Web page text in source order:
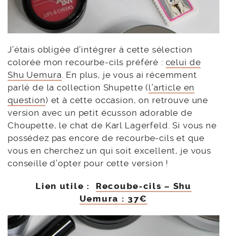
J’étais obligée d’intégrer à cette sélection
colorée mon recourbe-cils préféré : celui de
Shu Uemura. En plus, je vous ai récemment
parlé de la collection Shupette (l’article en
question) et à cette occasion, on retrouve une
version avec un petit écusson adorable de
Choupette, le chat de Karl Lagerfeld. Si vous ne
possédez pas encore de recourbe-cils et que
vous en cherchez un qui soit excellent, je vous
conseille d’opter pour cette version !
Lien utile :
Recoube-cils – Shu
Uemura : 37€